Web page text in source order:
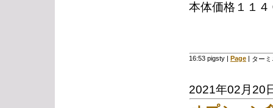
本体価格１１
16:53 pigsty | Page | ター
2021年02月20